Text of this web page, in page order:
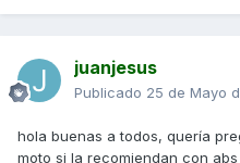
juanjesus
Publicado 25 de Mayo
hola buenas a todos, quería
moto si la recomiendan con